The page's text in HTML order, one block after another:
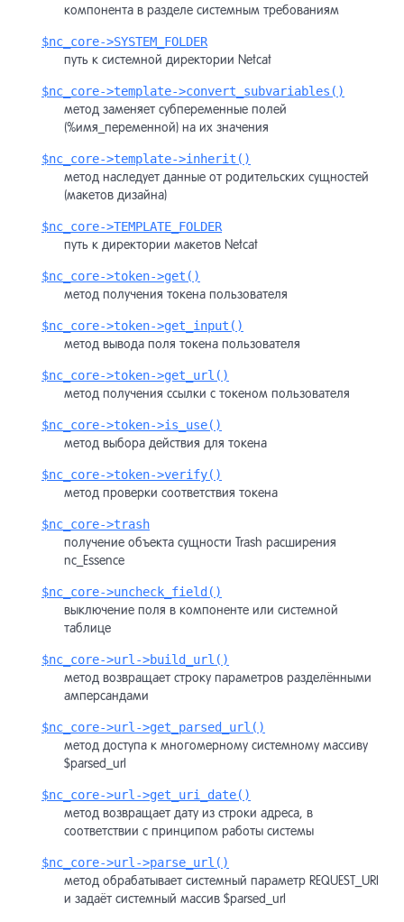
компонента в разделе системным требованиям
$nc_core->SYSTEM_FOLDER
путь к системной директории Netcat
$nc_core->template->convert_subvariables()
метод заменяет субпеременные полей
(%имя_переменной) на их значения
$nc_core->template->inherit()
метод наследует данные от родительских сущностей
(макетов дизайна)
$nc_core->TEMPLATE_FOLDER
путь к директории макетов Netcat
$nc_core->token->get()
метод получения токена пользователя
$nc_core->token->get_input()
метод вывода поля токена пользователя
$nc_core->token->get_url()
метод получения ссылки с токеном пользователя
$nc_core->token->is_use()
метод выбора действия для токена
$nc_core->token->verify()
метод проверки соответствия токена
$nc_core->trash
получение объекта сущности Trash расширения
nc_Essence
$nc_core->uncheck_field()
выключение поля в компоненте или системной
таблице
$nc_core->url->build_url()
метод возвращает строку параметров разделёнными
амперсандами
$nc_core->url->get_parsed_url()
метод доступа к многомерному системному массиву
$parsed_url
$nc_core->url->get_uri_date()
метод возвращает дату из строки адреса, в
соответствии с принципом работы системы
$nc_core->url->parse_url()
метод обрабатывает системный параметр REQUEST_URI
и задаёт системный массив $parsed_url